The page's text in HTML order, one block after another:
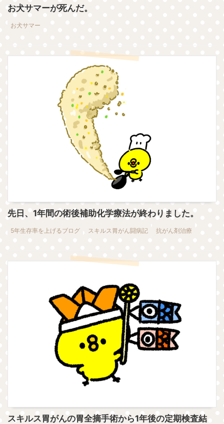
お犬サマーが死んだ。
お犬サマー
先日、1年間の術後補助化学療法が終わりました。
5年生存率を上げるブログ スキルス胃がん闘病記 抗がん剤治療
スキルス胃がんの胃全摘手術から1年後の定期検査結